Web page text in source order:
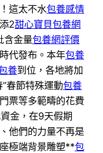
這太不水包養感情
2甜心寶貝包養網
含金量包養網評價
代發布。本年包養
養到位，各地將加
春節特殊運動包養
票等多範疇的花費
金，在9天假期
他們的力量不再是
極端背景雕塑**包